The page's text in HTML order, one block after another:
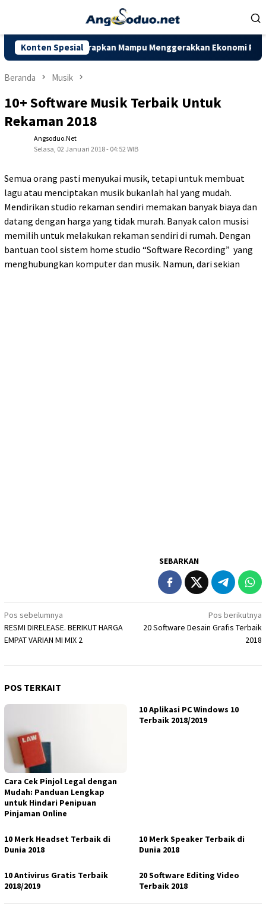
Konten Spesial
Jambi Diharapkan Mampu Menggerakkan Ekonomi Pelaku
Beranda Musik
10+ Software Musik Terbaik Untuk
Rekaman 2018
Angsoduo.net
Selasa, 02 Januari 2018 - 04:52 WIB
Semua orang pasti menyukai musik, tetapi untuk membuat
lagu atau menciptakan musik bukanlah hal yang mudah.
Mendirikan studio rekaman sendiri memakan banyak biaya dan
datang dengan harga yang tidak murah. Banyak calon musisi
memilih untuk melakukan rekaman sendiri di rumah. Dengan
bantuan tool sistem home studio “Software Recording” yang
menghubungkan komputer dan musik. Namun, dari sekian
SEBARKAN
Navigasi
pos
Pos sebelumnya
RESMI DIRELEASE. BERIKUT HARGA
EMPAT VARIAN MI MIX 2
Pos berikutnya
20 Software Desain Grafis Terbaik
2018
POS TERKAIT
Cara Cek Pinjol Legal dengan
Mudah: Panduan Lengkap
untuk Hindari Penipuan
Pinjaman Online
10 Aplikasi PC Windows 10
Terbaik 2018/2019
10 Merk Headset Terbaik di
Dunia 2018
10 Merk Speaker Terbaik di
Dunia 2018
10 Antivirus Gratis Terbaik
2018/2019
20 Software Editing Video
Terbaik 2018